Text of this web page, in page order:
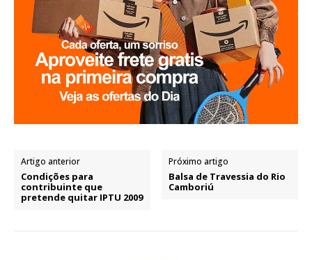
Artigo anterior
Condições para
contribuinte que
pretende quitar IPTU 2009
Próximo artigo
Balsa de Travessia do Rio
Camboriú